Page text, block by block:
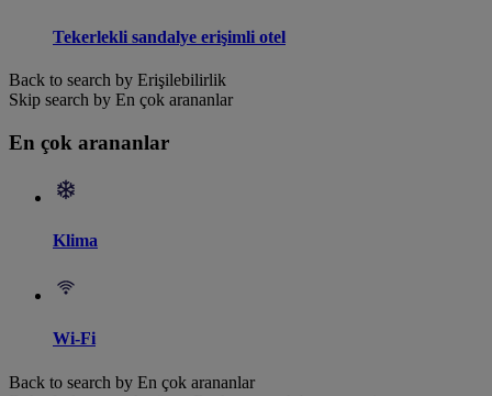
Tekerlekli sandalye erişimli otel
Back to search by Erişilebilirlik
Skip search by En çok arananlar
En çok arananlar
Klima
Wi-Fi
Back to search by En çok arananlar